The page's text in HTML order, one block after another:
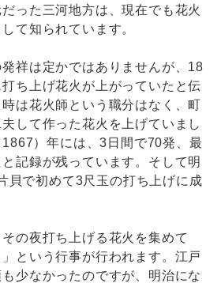
った三河地方は、現在でも花火
て知られています。
祥は定かではありませんが、18
ち上げ花火が上がっていたと伝
は花火師という職分はなく、町
して作った花火を上げていまし
）年には、3日間で70発、最
記録が残っています。そして明
貝で初めて3尺玉の打ち上げに成
の夜打ち上げる花火を集めて
」という行事が行われます。江戸
少なかったのですが、明治にな